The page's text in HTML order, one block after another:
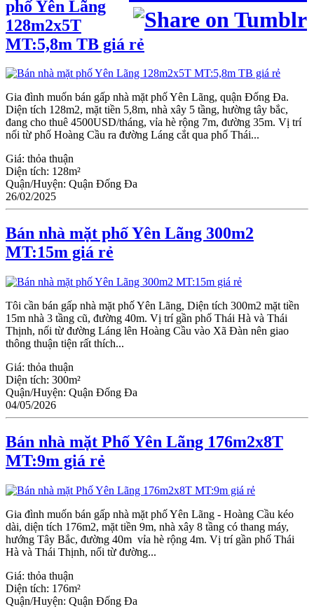
phố Yên Lãng
128m2x5T
MT:5,8m TB giá rẻ
Gia đình muốn bán gấp nhà mặt phố Yên Lãng, quận Đống Đa.
Diện tích 128m2, mặt tiền 5,8m, nhà xây 5 tầng, hường tây bắc,
đang cho thuê 4500USD/tháng, vỉa hè rộng 7m, đường 35m. Vị trí
nối từ phố Hoàng Cầu ra đường Láng cắt qua phố Thái...
Giá: thỏa thuận
Diện tích: 128m²
Quận/Huyện: Quận Đống Đa
26/02/2025
Bán nhà mặt phố Yên Lãng 300m2
MT:15m giá rẻ
Tôi cần bán gấp nhà mặt phố Yên Lãng, Diện tích 300m2 mặt tiền
15m nhà 3 tầng cũ, đường 40m. Vị trí gần phố Thái Hà và Thái
Thịnh, nối từ đường Láng lên Hoàng Cầu vào Xã Đàn nên giao
thông thuận tiện rất thích...
Giá: thỏa thuận
Diện tích: 300m²
Quận/Huyện: Quận Đống Đa
04/05/2026
Bán nhà mặt Phố Yên Lãng 176m2x8T
MT:9m giá rẻ
Gia đình muốn bán gấp nhà mặt phố Yên Lãng - Hoàng Cầu kéo
dài, diện tích 176m2, mặt tiền 9m, nhà xây 8 tầng có thang máy,
hướng Tây Bắc, đường 40m vỉa hè rộng 4m. Vị trí gần phố Thái
Hà và Thái Thịnh, nối từ đường...
Giá: thỏa thuận
Diện tích: 176m²
Quận/Huyện: Quận Đống Đa